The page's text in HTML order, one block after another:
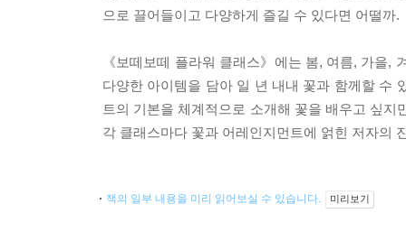
으로 끌어들이고 다양하게 즐길 수 있다면 어떨까.
《보떼보떼 플라워 클래스》에는 봄, 여름, 가을,
다양한 아이템을 담아 일 년 내내 꽃과 함께할 수
트의 기본을 체계적으로 소개해 꽃을 배우고 싶
각 클래스마다 꽃과 어레인지먼트에 얽힌 저자의
책의 일부 내용을 미리 읽어보실 수 있습니다. 미리보기